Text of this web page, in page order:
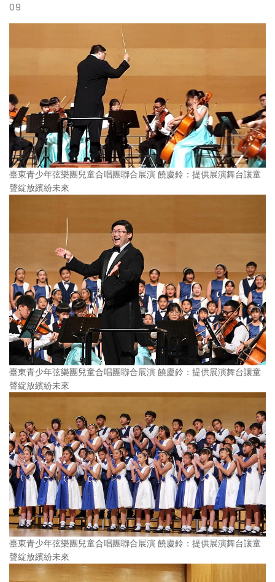
09
臺東青少年弦樂團兒童合唱團聯合展演 饒慶鈴：提供展演舞台讓童
聲綻放繽紛未來
臺東青少年弦樂團兒童合唱團聯合展演 饒慶鈴：提供展演舞台讓童
聲綻放繽紛未來
臺東青少年弦樂團兒童合唱團聯合展演 饒慶鈴：提供展演舞台讓童
聲綻放繽紛未來